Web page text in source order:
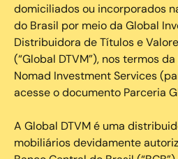
domiciliados ou incorporados
do Brasil por meio da Global
Distribuidora de Títulos e
(“Global DTVM”), nos termos
Nomad Investment Services
acesse o documento Parceria
A Global DTVM é uma
mobiliários devidamente